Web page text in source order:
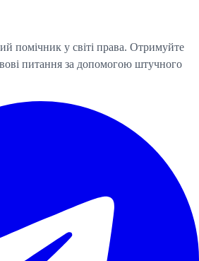
помічник у світі права. Отримуйте
питання за допомогою штучного